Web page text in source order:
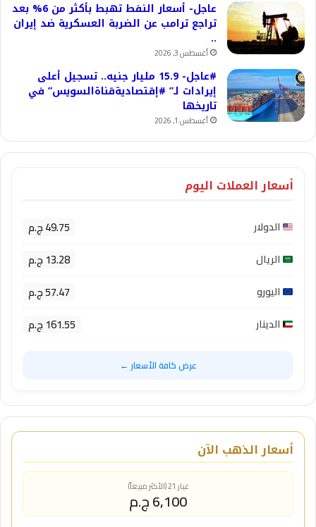
عاجل- أسعار النفط تهبط بأكثر من 6% بعد
تراجع ترامب عن الضربة العسكرية ضد إيران
..
أغسطس 3, 2026
#عاجل- 15.9 مليار جنيه.. تسجيل أعلى
إيرادات لـ” #إقتصاديةقناةالسويس” في
تاريخها
أغسطس 1, 2026
أسعار العملات اليوم
الدولار 49.75 ج.م
الريال 13.28 ج.م
اليورو 57.47 ج.م
الدينار 161.55 ج.م
عرض كافة الأسعار ←
أسعار الذهب الآن
عيار 21 (الأكثر مبيعاً)
6,100 ج.م